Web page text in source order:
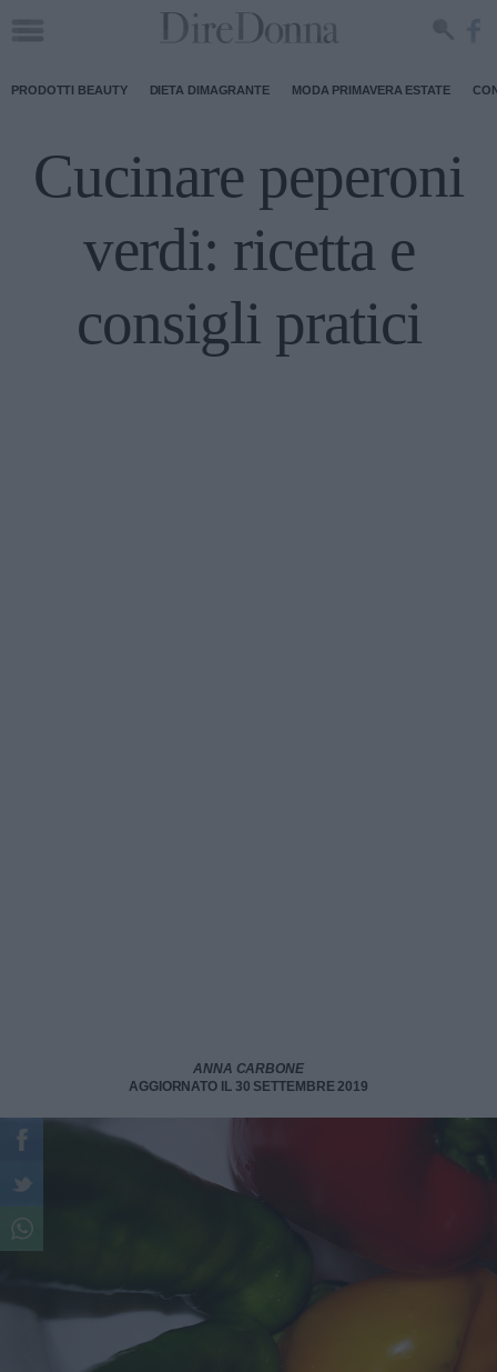
PRODOTTI BEAUTY DIETA DIMAGRANTE MODA PRIMAVERA ESTATE
Cucinare peperoni
verdi: ricetta e
consigli pratici
ANNA CARBONE
AGGIORNATO IL 30 SETTEMBRE 2019